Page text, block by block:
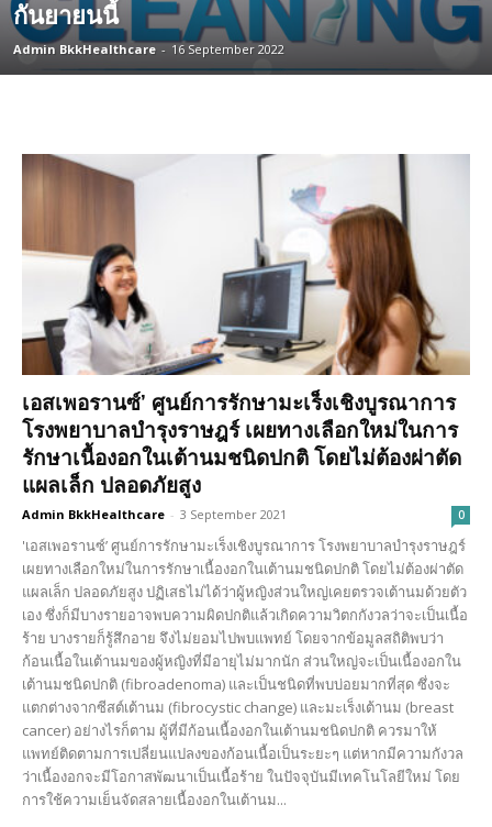
กันยายนนี้
Admin BkkHealthcare - 16 September 2022
เอสเพอรานซ์’ ศูนย์การรักษามะเร็งเชิงบูรณาการ
โรงพยาบาลบำรุงราษฎร์ เผยทางเลือกใหม่ในการ
รักษาเนื้องอกในเต้านมชนิดปกติ โดยไม่ต้องผ่าตัด
แผลเล็ก ปลอดภัยสูง
Admin BkkHealthcare - 3 September 2021 0
'เอสเพอรานซ์’ ศูนย์การรักษามะเร็งเชิงบูรณาการ โรงพยาบาลบำรุงราษฎร์
เผยทางเลือกใหม่ในการรักษาเนื้องอกในเต้านมชนิดปกติ โดยไม่ต้องผ่าตัด
แผลเล็ก ปลอดภัยสูง ปฏิเสธไม่ได้ว่าผู้หญิงส่วนใหญ่เคยตรวจเต้านมด้วยตัว
เอง ซึ่งก็มีบางรายอาจพบความผิดปกติแล้วเกิดความวิตกกังวลว่าจะเป็นเนื้อ
ร้าย บางรายก็รู้สึกอาย จึงไม่ยอมไปพบแพทย์ โดยจากข้อมูลสถิติพบว่า
ก้อนเนื้อในเต้านมของผู้หญิงที่มีอายุไม่มากนัก ส่วนใหญ่จะเป็นเนื้องอกใน
เต้านมชนิดปกติ (fibroadenoma) และเป็นชนิดที่พบบ่อยมากที่สุด ซึ่งจะ
แตกต่างจากซีสต์เต้านม (fibrocystic change) และมะเร็งเต้านม (breast
cancer) อย่างไรก็ตาม ผู้ที่มีก้อนเนื้องอกในเต้านมชนิดปกติ ควรมาให้
แพทย์ติดตามการเปลี่ยนแปลงของก้อนเนื้อเป็นระยะๆ แต่หากมีความกังวล
ว่าเนื้องอกจะมีโอกาสพัฒนาเป็นเนื้อร้าย ในปัจจุบันมีเทคโนโลยีใหม่ โดย
การใช้ความเย็นจัดสลายเนื้องอกในเต้านม...